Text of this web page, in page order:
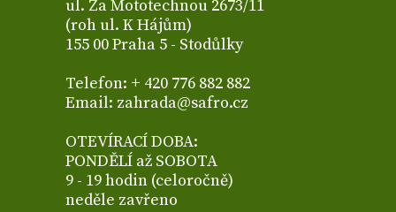
ul. Za Mototechnou 2673/11
(roh ul. K Hájům)
155 00 Praha 5 - Stodůlky
Telefon: + 420 776 882 882
Email: zahrada@safro.cz
OTEVÍRACÍ DOBA:
PONDĚLÍ až SOBOTA
9 - 19 hodin (celoročně)
neděle zavřeno